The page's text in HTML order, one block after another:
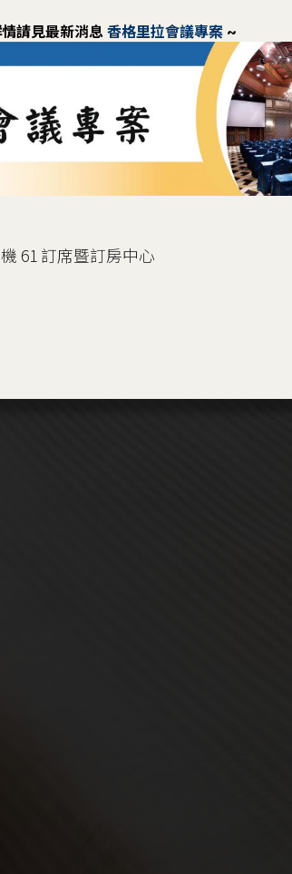
請見最新消息 香格里拉會議專案 ~
61 訂席暨訂房中心